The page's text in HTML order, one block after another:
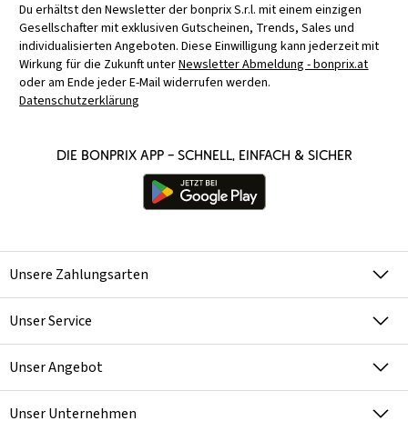
Du erhältst den Newsletter der bonprix S.r.l. mit einem einzigen
Gesellschafter mit exklusiven Gutscheinen, Trends, Sales und
individualisierten Angeboten. Diese Einwilligung kann jederzeit mit
Wirkung für die Zukunft unterNewsletter Abmeldung - bonprix.at
oder am Ende jeder E-Mail widerrufen werden.
Datenschutzerklärung
Die bonprix App – schnell, einfach & sicher
Unsere Zahlungsarten
Unser Service
Unser Angebot
Unser Unternehmen